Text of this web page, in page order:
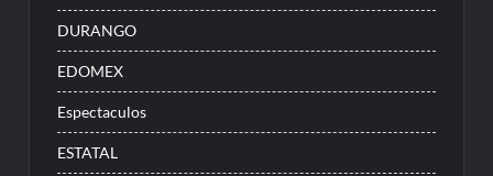
DURANGO
EDOMEX
Espectaculos
ESTATAL